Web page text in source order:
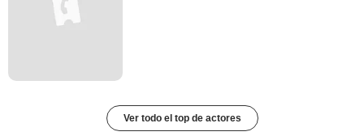
Ver todo el top de actores